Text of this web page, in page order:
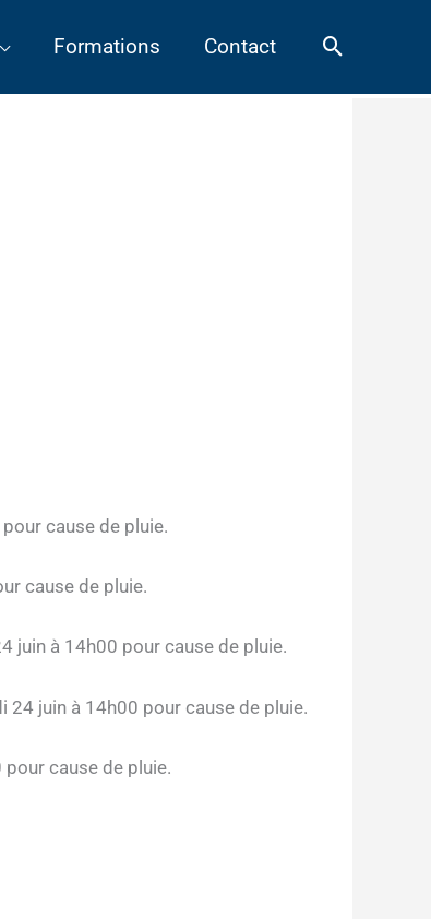
Formations Contact
cause de pluie.
cause de pluie.
juin à 14h00 pour cause de pluie.
24 juin à 14h00 pour cause de pluie.
pour cause de pluie.